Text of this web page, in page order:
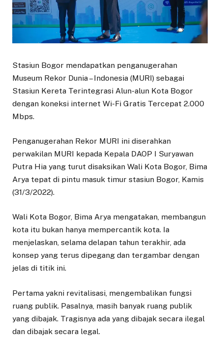
Stasiun Bogor mendapatkan penganugerahan
Museum Rekor Dunia – Indonesia (MURI) sebagai
Stasiun Kereta Terintegrasi Alun-alun Kota Bogor
dengan koneksi internet Wi-Fi Gratis Tercepat 2.000
Mbps.
Penganugerahan Rekor MURI ini diserahkan
perwakilan MURI kepada Kepala DAOP I Suryawan
Putra Hia yang turut disaksikan Wali Kota Bogor, Bima
Arya tepat di pintu masuk timur stasiun Bogor, Kamis
(31/3/2022).
Wali Kota Bogor, Bima Arya mengatakan, membangun
kota itu bukan hanya mempercantik kota. Ia
menjelaskan, selama delapan tahun terakhir, ada
konsep yang terus dipegang dan tergambar dengan
jelas di titik ini.
Pertama yakni revitalisasi, mengembalikan fungsi
ruang publik. Pasalnya, masih banyak ruang publik
yang dibajak. Tragisnya ada yang dibajak secara ilegal
dan dibajak secara legal.